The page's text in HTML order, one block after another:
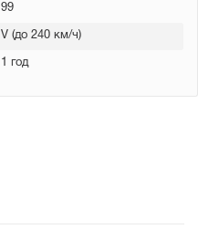
99
V (до 240 км/ч)
1 год